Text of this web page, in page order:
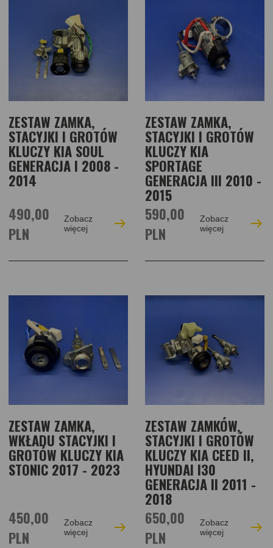
ZESTAW ZAMKA,
STACYJKI I GROTÓW
KLUCZY KIA SOUL
GENERACJA I 2008 -
2014
490,00
PLN
Zobacz
więcej
ZESTAW ZAMKA,
STACYJKI I GROTÓW
KLUCZY KIA
SPORTAGE
GENERACJA III 2010 -
2015
590,00
PLN
Zobacz
więcej
ZESTAW ZAMKA,
WKŁADU STACYJKI I
GROTÓW KLUCZY KIA
STONIC 2017 - 2023
450,00
PLN
Zobacz
więcej
ZESTAW ZAMKÓW,
STACYJKI I GROTÓW
KLUCZY KIA CEED II,
HYUNDAI I30
GENERACJA II 2011 -
2018
650,00
PLN
Zobacz
więcej